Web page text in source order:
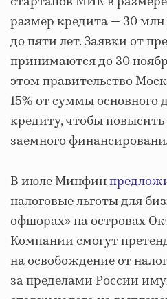
размер кредита — 30 млн
до пяти лет. Заявки от
принимаются до 30
этом правительство
15% от суммы основного
кредиту, чтобы повысить
заемного
В июле Минфин
налоговые льготы для
офшорах» на островах
Компании смогут
на освобождение от
за пределами России